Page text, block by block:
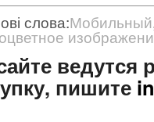
слова:Мобильный
пишите